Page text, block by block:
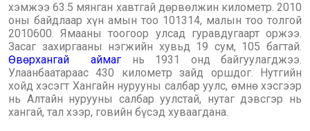
хэмжээ 63.5 мянган хавтгай дөрвөлжин километр. 2010
оны байдлаар хүн амын тоо 101314, малын тоо толгой
2010600. Ямааны тоогоор улсад гуравдугаарт оржээ.
Засаг захиргааны нэгжийн хувьд 19 сум, 105 багтай.
Өвөрхангай
аймаг нь 1931 онд байгуулагджээ.
Улаанбаатараас 430 километр зайд оршдог. Нутгийн
хойд хэсэгт Хангайн нурууны салбар уулс, өмнө хэсгээр
нь Алтайн нурууны салбар уулстай, нутаг дэвсгэр нь
хангай, тал хээр, говийн бүсэд хуваагдана.